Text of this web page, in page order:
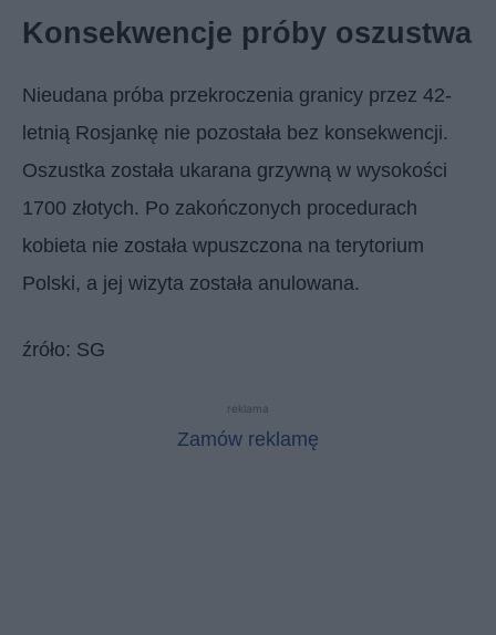
Konsekwencje próby oszustwa
Nieudana próba przekroczenia granicy przez 42-
letnią Rosjankę nie pozostała bez konsekwencji.
Oszustka została ukarana grzywną w wysokości
1700 złotych. Po zakończonych procedurach
kobieta nie została wpuszczona na terytorium
Polski, a jej wizyta została anulowana.
źróło: SG
reklama
Zamów reklamę